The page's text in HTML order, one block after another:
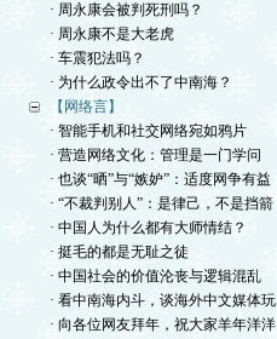
· 周永康会被判死刑吗？
· 周永康不是大老虎
· 车震犯法吗？
· 为什么政令出不了中南海？
【网络言】
· 智能手机和社交网络宛如鸦片
· 营造网络文化：管理是一门学问
· 也谈“晒”与“嫉妒”：适度网争有益
· “不裁判别人”：是律己，不是挡箭
· 中国人为什么都有大师情结？
· 挺毛的都是无耻之徒
· 中国社会的价值沦丧与逻辑混乱
· 看中南海内斗，谈海外中文媒体玩
· 向各位网友拜年，祝大家羊年洋洋